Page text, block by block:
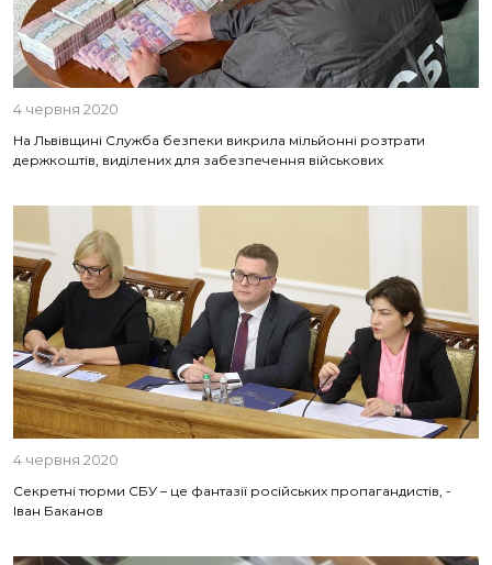
4 червня 2020
На Львівщині Служба безпеки викрила мільйонні розтрати
держкоштів, виділених для забезпечення військових
4 червня 2020
Секретні тюрми СБУ – це фантазії російських пропагандистів, -
Іван Баканов